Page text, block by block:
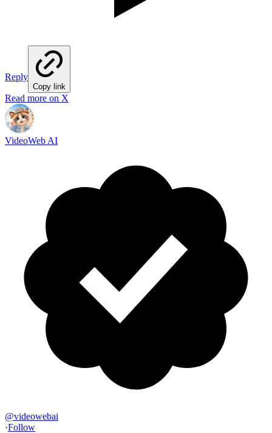
Reply
Copy link
Read more on X
VideoWeb AI
@videowebai
·Follow